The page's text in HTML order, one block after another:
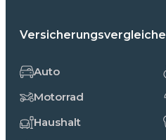
Versicherungsvergleiche
Auto
Motorrad
Haushalt